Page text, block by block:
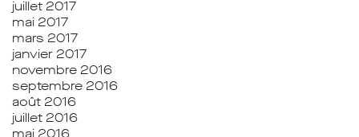
juillet 2017
mai 2017
mars 2017
janvier 2017
novembre 2016
septembre 2016
août 2016
juillet 2016
mai 2016